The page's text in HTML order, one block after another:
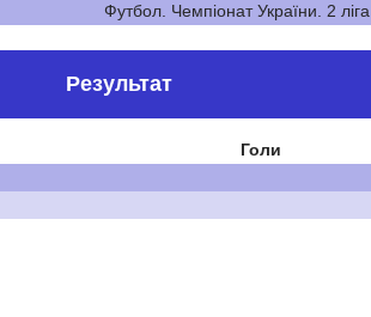
Футбол. Чемпіонат України. 2 ліга
Результат
Голи